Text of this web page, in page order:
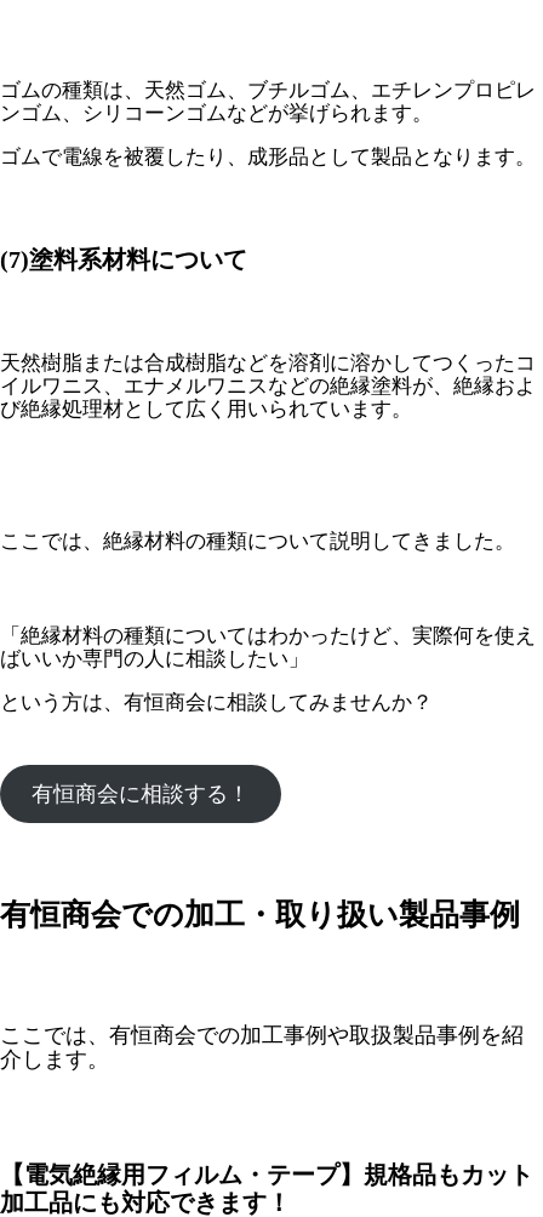
ゴムの種類は、天然ゴム、ブチルゴム、エチレンプロピレ
ンゴム、シリコーンゴムなどが挙げられます。
ゴムで電線を被覆したり、成形品として製品となります。
(7)塗料系材料について
天然樹脂または合成樹脂などを溶剤に溶かしてつくったコ
イルワニス、エナメルワニスなどの絶縁塗料が、絶縁およ
び絶縁処理材として広く用いられています。
ここでは、絶縁材料の種類について説明してきました。
「絶縁材料の種類についてはわかったけど、実際何を使え
ばいいか専門の人に相談したい」
という方は、有恒商会に相談してみませんか？
有恒商会に相談する！
有恒商会での加工・取り扱い製品事例
ここでは、有恒商会での加工事例や取扱製品事例を紹
介します。
【電気絶縁用フィルム・テープ】規格品もカット
加工品にも対応できます！